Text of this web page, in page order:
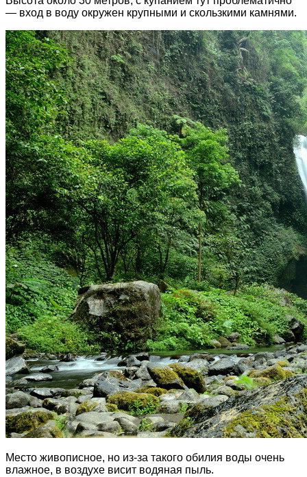
— вход в воду окружен крупными и скользкими камнями.
Место живописное, но из-за такого обилия воды очень
влажное, в воздухе висит водяная пыль.